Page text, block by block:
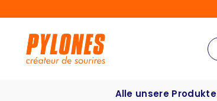
Alle unsere Produkte